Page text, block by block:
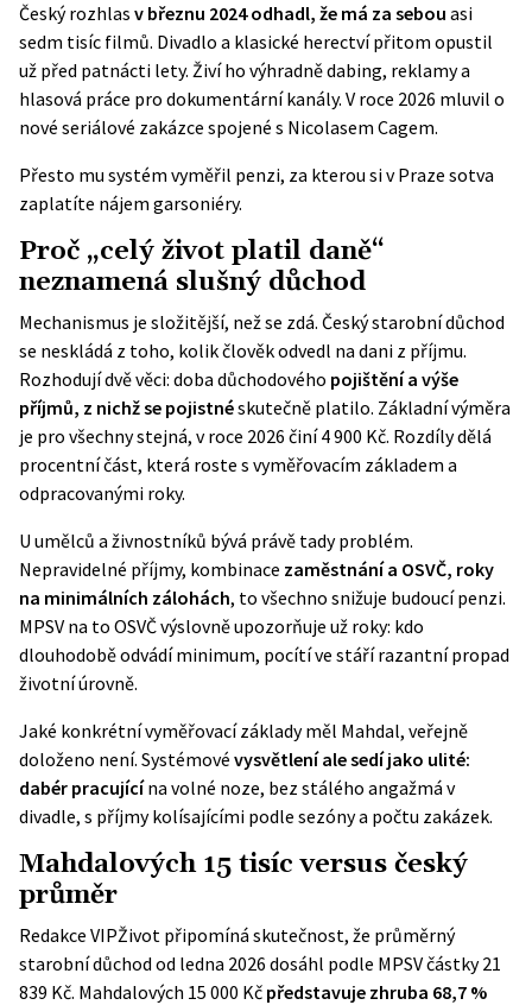
Český rozhlas v březnu 2024 odhadl, že má za sebou asi
sedm tisíc filmů. Divadlo a klasické herectví přitom opustil
už před patnácti lety. Živí ho výhradně dabing, reklamy a
hlasová práce pro dokumentární kanály. V roce 2026 mluvil o
nové seriálové zakázce spojené s Nicolasem Cagem.
Přesto mu systém vyměřil penzi, za kterou si v Praze sotva
zaplatíte nájem garsoniéry.
Proč „celý život platil daně“
neznamená slušný důchod
Mechanismus je složitější, než se zdá. Český starobní důchod
se neskládá z toho, kolik člověk odvedl na dani z příjmu.
Rozhodují dvě věci: doba důchodového pojištění a výše
příjmů, z nichž se pojistnéskutečně platilo. Základní výměra
je pro všechny stejná, v roce 2026 činí 4 900 Kč. Rozdíly dělá
procentní část, která roste s vyměřovacím základem a
odpracovanými roky.
U umělců a živnostníků bývá právě tady problém.
Nepravidelné příjmy, kombinace zaměstnání a OSVČ, roky
na minimálních zálohách, to všechno snižuje budoucí penzi.
MPSV na to OSVČ výslovně upozorňuje už roky: kdo
dlouhodobě odvádí minimum, pocítí ve stáří razantní propad
životní úrovně.
Jaké konkrétní vyměřovací základy měl Mahdal, veřejně
doloženo není. Systémové vysvětlení ale sedí jako ulité:
dabér pracujícína volné noze, bez stálého angažmá v
divadle, s příjmy kolísajícími podle sezóny a počtu zakázek.
Mahdalových 15 tisíc versus český
průměr
Redakce VIPŽivot připomíná skutečnost, že průměrný
starobní důchod od ledna 2026 dosáhl podle MPSVčástky 21
839 Kč. Mahdalových 15 000 Kč představuje zhruba 68,7 %